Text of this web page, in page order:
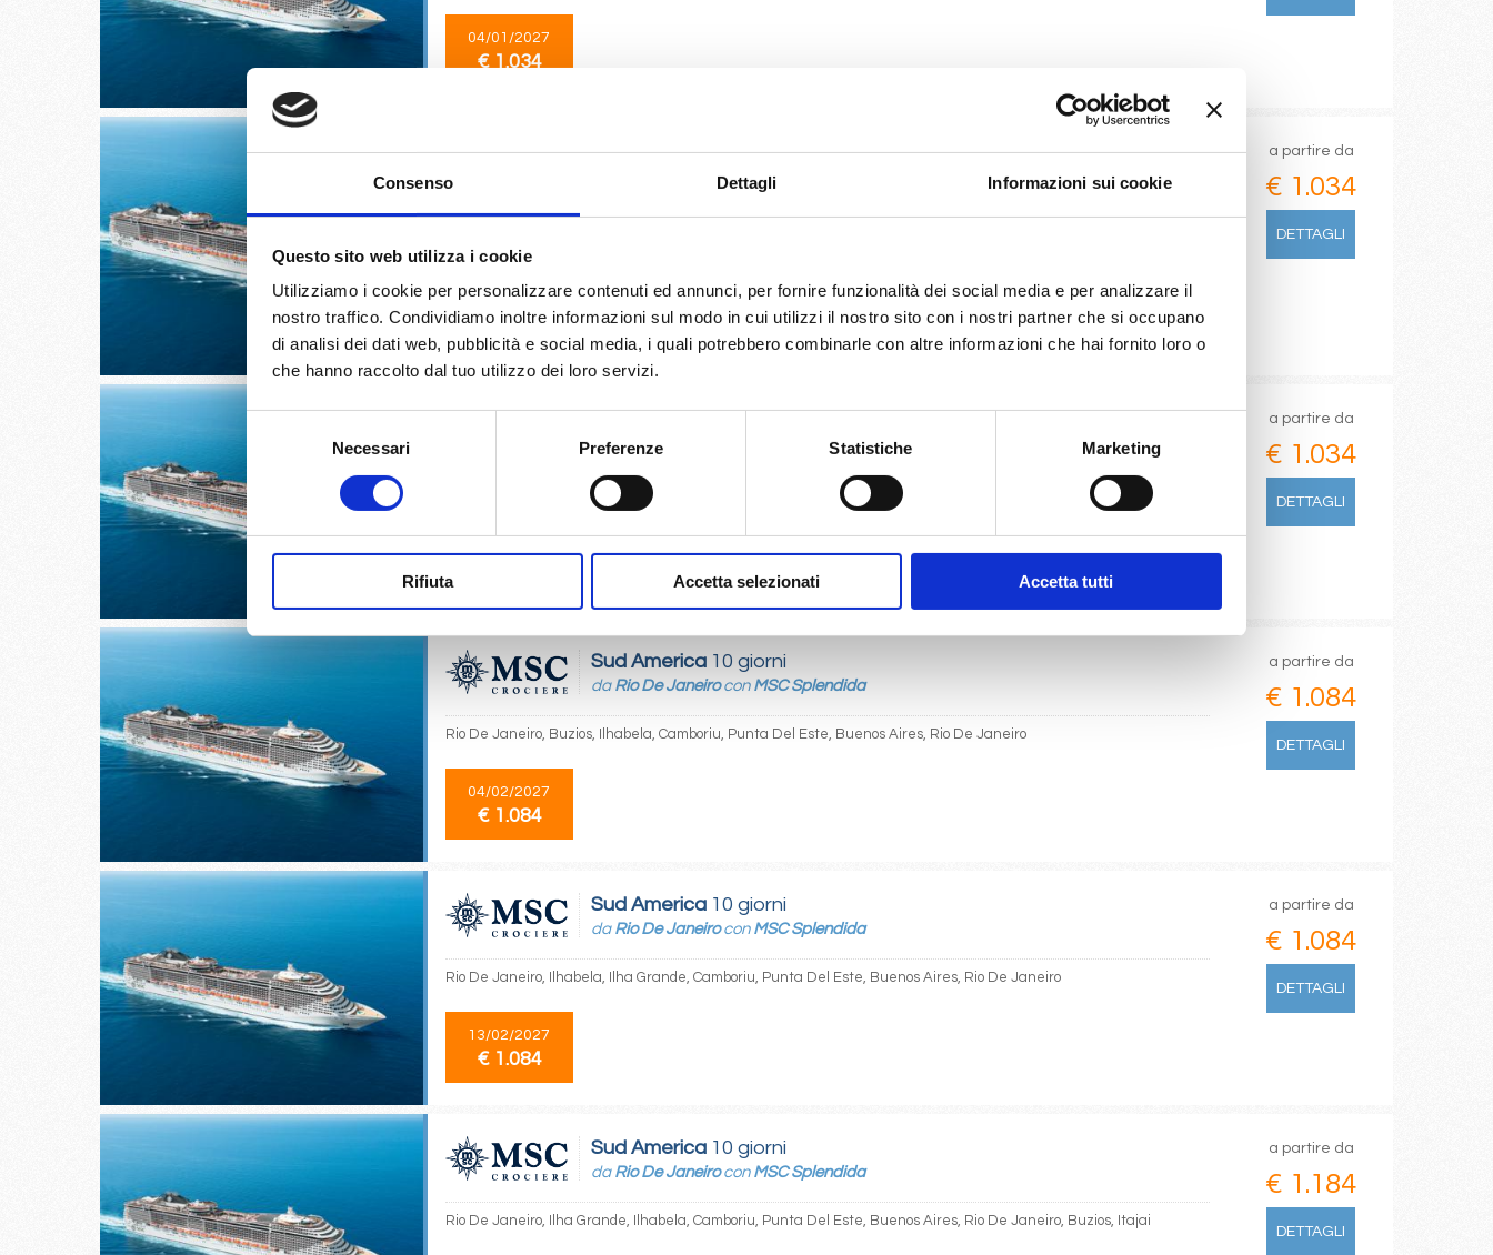
Consenso Dettagli Informazioni sui cookie
Questo sito web utilizza i cookie
Utilizziamo i cookie per personalizzare contenuti ed annunci, per fornire funzionalità dei social media e per analizzare il
nostro traffico. Condividiamo inoltre informazioni sul modo in cui utilizzi il nostro sito con i nostri partner che si occupano
di analisi dei dati web, pubblicità e social media, i quali potrebbero combinarle con altre informazioni che hai fornito loro o
che hanno raccolto dal tuo utilizzo dei loro servizi.
Necessari Preferenze Statistiche Marketing
Rifiuta Accetta selezionati Accetta tutti
04/01/2027
€ 1.034
Sud America10 giorni
conMSC Splendida
Itajai
€ 1.034
a partire da
€ 1.034
DETTAGLI
Sud America10 giorni
daBuenos Aires MSC Splendida
Buenos Aires, Rio De Janeiro, Buzios, Ilhabela, Camboriu, Montevideo, Buenos Aires, Punta Del Este
a partire da
€ 1.034
DETTAGLI
Sud America 10 giorni
da Rio De Janeirocon MSC Splendida
Rio De Janeiro, Buzios, Ilhabela, Camboriu, Punta Del Este, Buenos Aires, Rio De Janeiro
04/02/2027
€ 1.084
a partire da
€ 1.084
DETTAGLI
Sud America 10 giorni
da Rio De Janeirocon MSC Splendida
Rio De Janeiro, Ilhabela, Ilha Grande, Camboriu, Punta Del Este, Buenos Aires, Rio De Janeiro
13/02/2027
€ 1.084
a partire da
€ 1.084
DETTAGLI
Sud America 10 giorni
da Rio De Janeirocon MSC Splendida
Rio De Janeiro, Ilha Grande, Ilhabela, Camboriu, Punta Del Este, Buenos Aires, Rio De Janeiro, Buzios, Itajai
a partire da
€ 1.184
DETTAGLI